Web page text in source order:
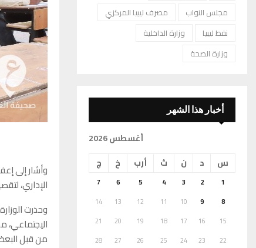
الإداري،
وحذرت
الاِجتماعي،
من قبل
مجلس النواب
مصرف ليبيا المركزي
نفط ليبيا
وزارة الداخلية
وزارة الصحة
أخبار هذا الشهر
أغسطس 2026
س
د ن ث أرب خ ج
1
2
3
4
5
6
7
8
9
10
11
12
13
14
15
16
17
18
19
20
21
22
23
24
25
26
27
28